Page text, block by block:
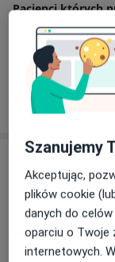
Pacjenci których
Dorośli
Dzieci (Tylko
Usługi i ceny
Konsultacja
Szczegóły
Szanujemy
Akceptując,
plików cookie
danych do
oparciu o Twoje
internetowych.